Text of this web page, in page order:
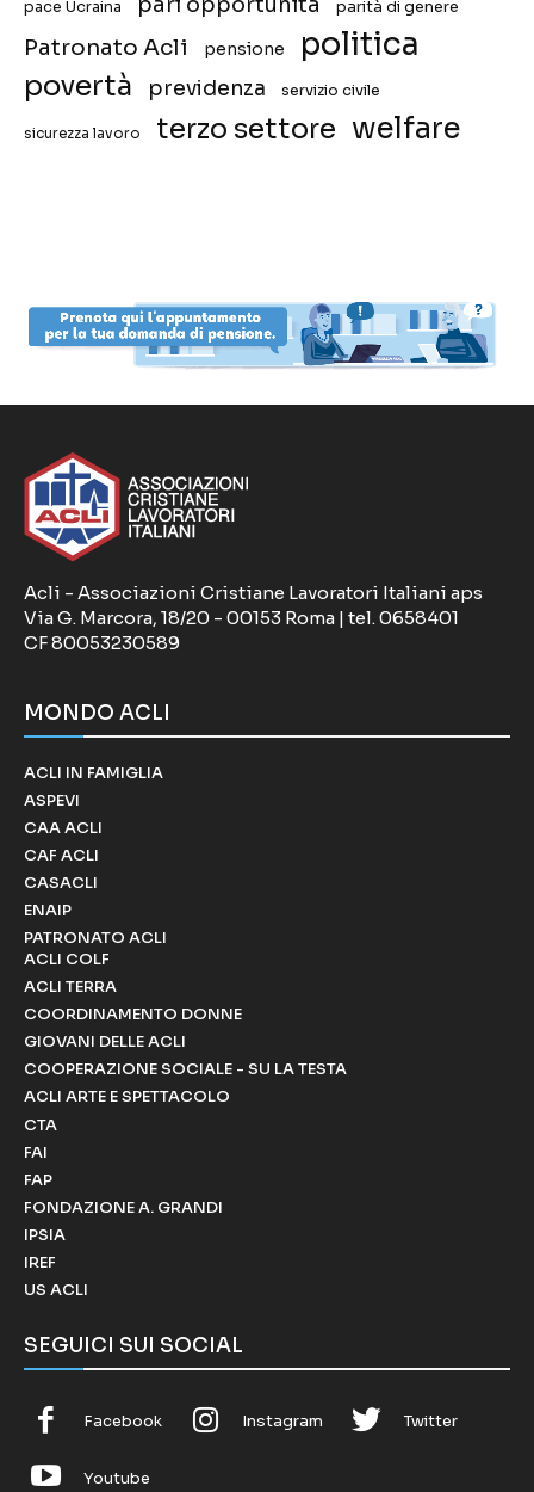
pace Ucraina parità di genere
Patronato Acli pensione politica
povertà previdenza servizio civile
sicurezza lavoro terzo settore welfare
Acli - Associazioni Cristiane Lavoratori Italiani aps
Via G. Marcora, 18/20 - 00153 Roma | tel. 0658401
CF 80053230589
MONDO ACLI
ACLI IN FAMIGLIA
ASPEVI
CAA ACLI
CAF ACLI
CASACLI
ENAIP
PATRONATO ACLI
ACLI COLF
ACLI TERRA
COORDINAMENTO DONNE
GIOVANI DELLE ACLI
COOPERAZIONE SOCIALE - SU LA TESTA
ACLI ARTE E SPETTACOLO
CTA
FAI
FAP
FONDAZIONE A. GRANDI
IPSIA
IREF
US ACLI
SEGUICI SUI SOCIAL
Facebook Instagram Twitter
Youtube